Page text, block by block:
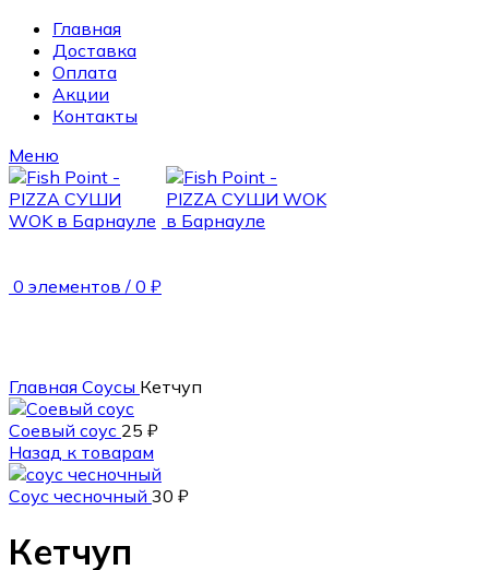
Главная
Доставка
Оплата
Акции
Контакты
Меню
0 элементов / 0 ₽
Главная Соусы Кетчуп
Соевый соус 25 ₽
Назад к товарам
Соус чесночный 30 ₽
Кетчуп